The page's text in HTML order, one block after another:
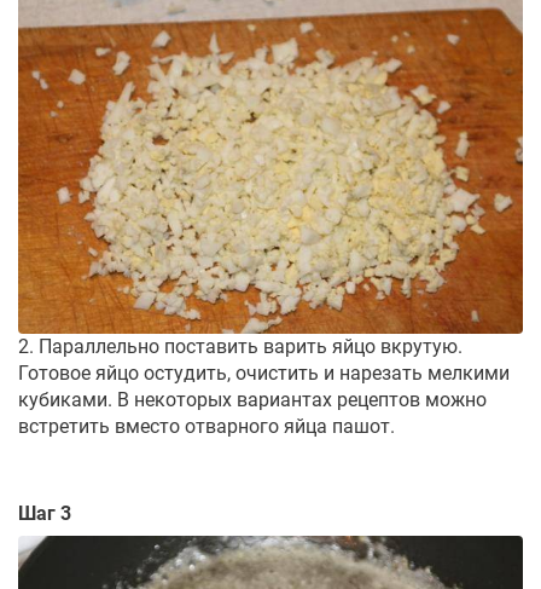
2. Параллельно поставить варить яйцо вкрутую.
Готовое яйцо остудить, очистить и нарезать мелкими
кубиками. В некоторых вариантах рецептов можно
встретить вместо отварного яйца пашот.
Шаг 3